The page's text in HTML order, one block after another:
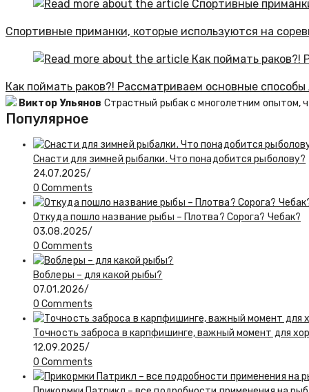
Спортивные приманки, которые используются на
Как поймать раков?! Рассматриваем основные способы
Виктор Ульянов Страстный рыбак с многолетним опытом,
Популярное
Снасти для зимней рыбалки. Что понадобится рыболову?
24.07.2025/
0 Comments
Откуда пошло название рыбы – Плотва? Сорога? Чебак?
03.08.2025/
0 Comments
Воблеры – для какой рыбы?
07.01.2026/
0 Comments
Точность заброса в карпфишинге, важный момент для
12.09.2025/
0 Comments